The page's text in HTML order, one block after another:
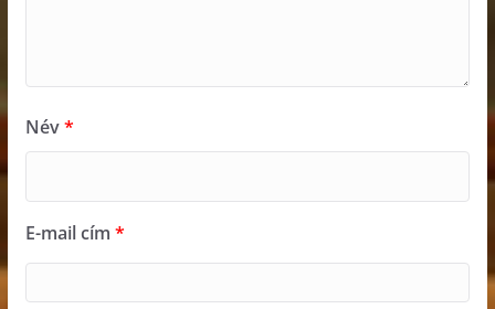
Név*
E-mail cím *